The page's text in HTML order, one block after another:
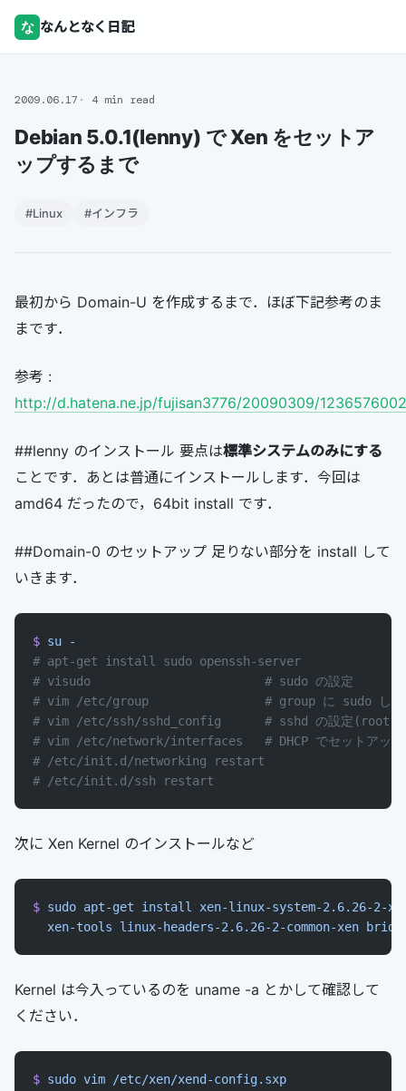
な なんとなく日記
2009.06.17 4 min read
Debian 5.0.1(lenny) で Xen をセットア
ップするまで
#Linux #インフラ
最初から Domain-U を作成するまで．ほぼ下記参考のま
まです．
参考 :
http://d.hatena.ne.jp/fujisan3776/20090309/1236576002
##lenny のインストール 要点は標準システムのみにする
ことです．あとは普通にインストールします．今回は
amd64 だったので，64bit install です．
##Domain-0 のセットアップ 足りない部分を install して
いきます．
$ su -
# apt-get install sudo openssh-server
# visudo                        # sudo の設定
# vim /etc/group                # group に sudo した場
# vim /etc/ssh/sshd_config      # sshd の設定(root
# vim /etc/network/interfaces   # DHCP でセットアップ
# /etc/init.d/networking restart
# /etc/init.d/ssh restart
次に Xen Kernel のインストールなど
$ sudo apt-get install
xen-linux-system-2.6.26-2-
  xen-tools
linux-headers-2.6.26-2-common-xen
Kernel は今入っているのを uname -a とかして確認して
ください．
$ sudo vim /etc/xen/xend-config.sxp